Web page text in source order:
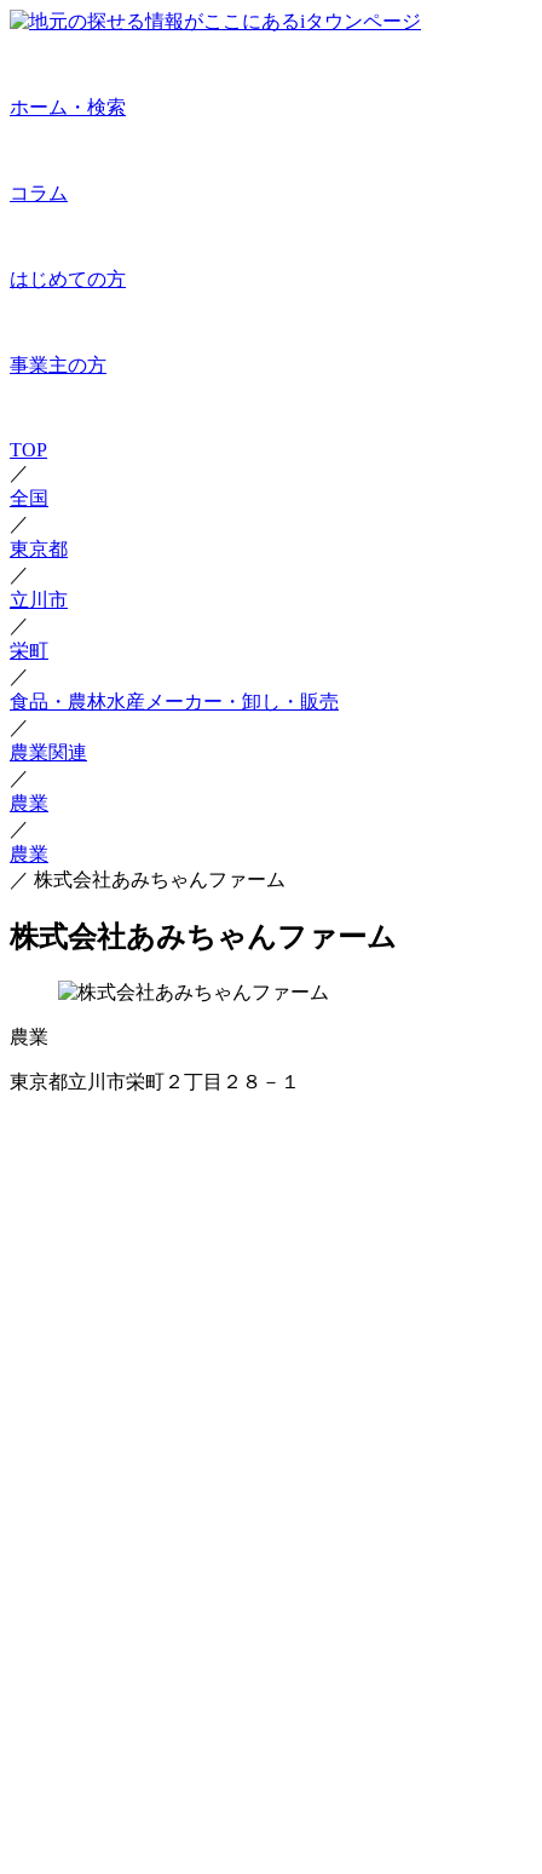
ホーム・検索
コラム
はじめての方
事業主の方
TOP
／
全国
／
東京都
／
立川市
／
栄町
／
食品・農林水産メーカー・卸し・販売
／
農業関連
／
農業
／
農業
／ 株式会社あみちゃんファーム
株式会社あみちゃんファーム
農業
東京都立川市栄町２丁目２８－１